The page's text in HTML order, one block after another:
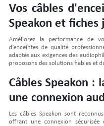
Vos câbles
Speakon et fiches
Améliorez la performance de
d’enceintes de qualité
adaptés aux exigences des
proposons des solutions fiables et
Câbles Speakon :
une connexion
Les câbles Speakon sont
offrant une connexion sécurisée